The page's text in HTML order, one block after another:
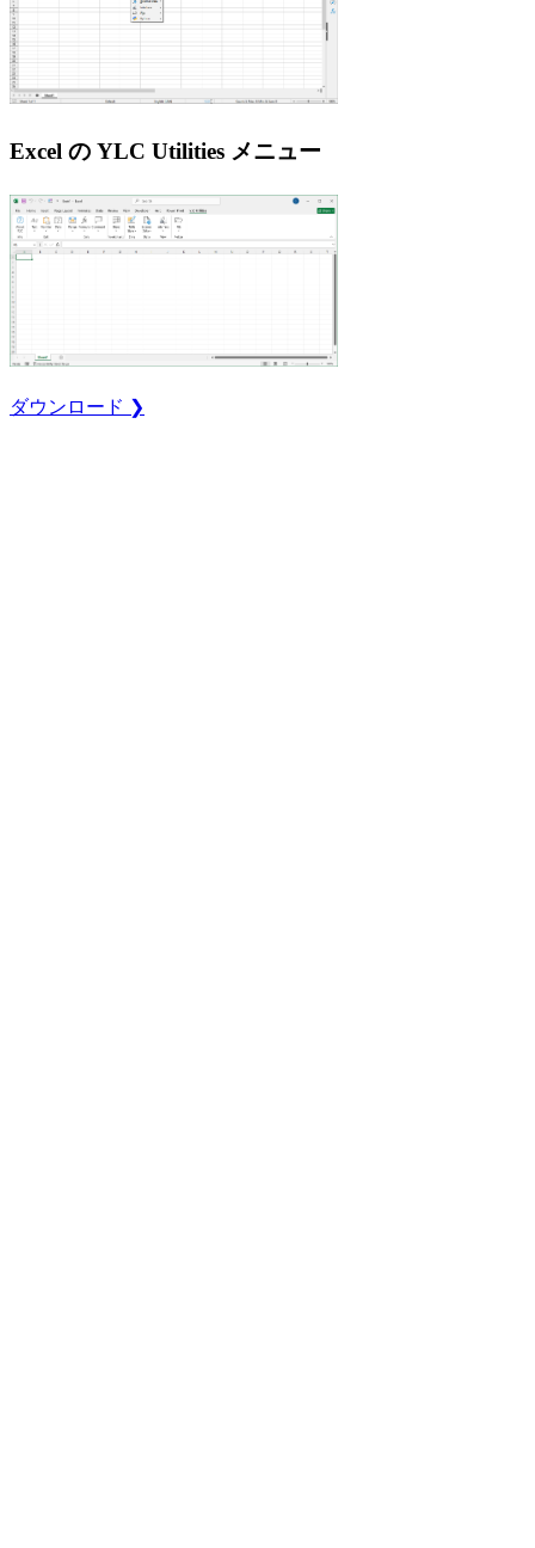
Excel の YLC Utilities メニュー
ダウンロード ❯